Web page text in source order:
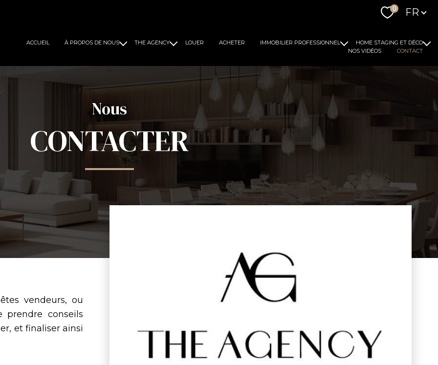
0 Langue
FR
ACCUEIL À PROPOS DE NOUS
Nos Experts
THE AGENCY
Call center
LOUER ACHETER IMMOBILIER PROFESSIONNEL
Acheter
HOME STAGING ET DÉCO
Notre expertise
NOS VIDÉOS CONTACT
Nous
CONTACTER
vendeurs, ou
prendre conseils
et finaliser ainsi